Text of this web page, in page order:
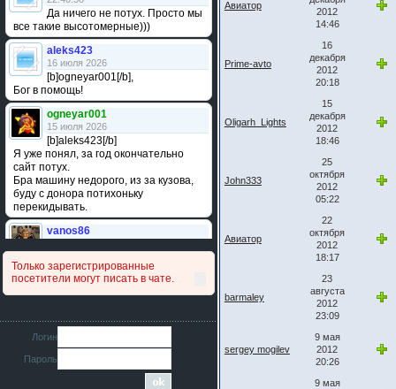
Да ничего не потух. Просто мы
все такие высотомерные)))
aleks423
16 июля 2026
[b]ogneyar001[/b],
Бог в помощь!
ogneyar001
15 июля 2026
[b]aleks423[/b]
Я уже понял, за год окончательно
сайт потух.
Бра машину недорого, из за кузова,
буду с донора потихоньку
перекидывать.
vanos86
сравнивал подушку акпп бензиновой и
дизельной машины намера
4578063AG и 4578061AG? По фото
iMrCoffeeBLR4
11 июля 2026
[b]era124[/b],
Ага понял буду знать спасибо
Только зарегистрированные
посетители могут писать в чате.
Логин
Пароль
Авиатор
2012
14:46
Prime-avto
16
декабря
2012
20:18
Oligarh_Lights
15
декабря
2012
18:46
John333
25
октября
2012
05:22
Авиатор
22
октября
2012
18:17
barmaley
23
августа
2012
23:09
sergey mogilev
9 мая
2012
20:26
9 мая